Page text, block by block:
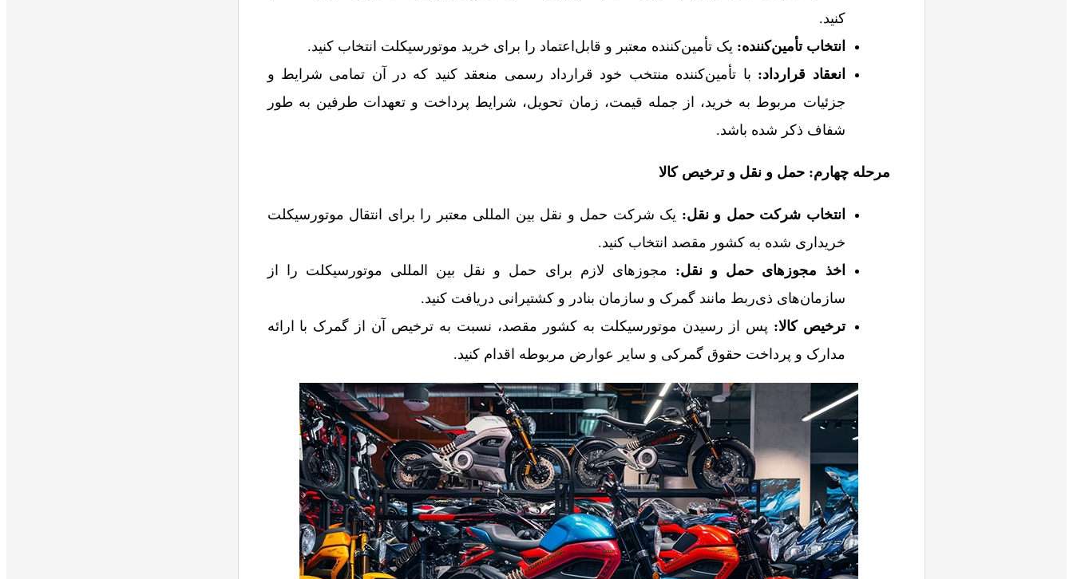
کنید.
انتخاب تأمین‌کننده: یک تأمین‌کننده معتبر و قابل‌اعتماد را برای خرید موتورسیکلت انتخاب کنید.
انعقاد قرارداد: با تأمین‌کننده منتخب خود قرارداد رسمی منعقد کنید که در آن تمامی شرایط و
جزئیات مربوط به خرید، از جمله قیمت، زمان تحویل، شرایط پرداخت و تعهدات طرفین به طور
شفاف ذکر شده باشد.
مرحله چهارم: حمل و نقل و ترخیص کالا
انتخاب شرکت حمل و نقل: یک شرکت حمل و نقل بین‌ المللی معتبر را برای انتقال موتورسیکلت
خریداری شده به کشور مقصد انتخاب کنید.
اخذ مجوزهای حمل و نقل: مجوزهای لازم برای حمل و نقل بین‌ المللی موتورسیکلت را از
سازمان‌های ذی‌ربط مانند گمرک و سازمان بنادر و کشتیرانی دریافت کنید.
ترخیص کالا: پس از رسیدن موتورسیکلت به کشور مقصد، نسبت به ترخیص آن از گمرک با ارائه
مدارک و پرداخت حقوق گمرکی و سایر عوارض مربوطه اقدام کنید.